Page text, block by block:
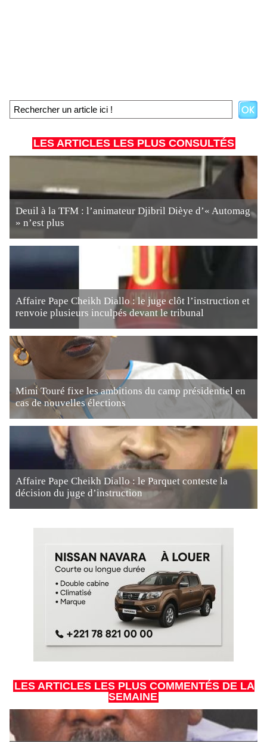
LES ARTICLES LES PLUS CONSULTÉS
Deuil à la TFM : l’animateur Djibril Dièye d’« Automag
» n’est plus
Affaire Pape Cheikh Diallo : le juge clôt l’instruction et
renvoie plusieurs inculpés devant le tribunal
Mimi Touré fixe les ambitions du camp présidentiel en
cas de nouvelles élections
Affaire Pape Cheikh Diallo : le Parquet conteste la
décision du juge d’instruction
LES ARTICLES LES PLUS COMMENTÉS DE LA
SEMAINE